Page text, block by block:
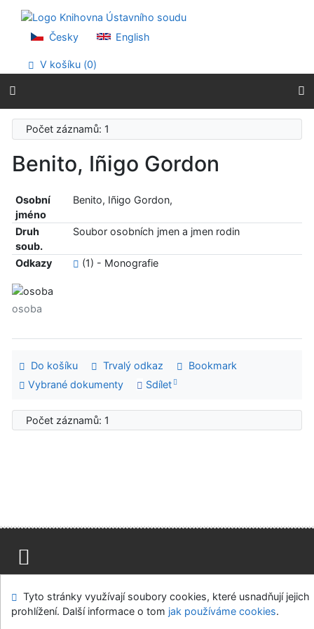
Přejít na menu
Prohlášení o webové přístupnosti
Česky English
V košíku (0)
Počet záznamů: 1
Benito, Iñigo Gordon
Osobní
jméno
Benito, Iñigo Gordon,
Druh
soub.
Soubor osobních jmen a jmen rodin
Odkazy (1) - Monografie
osoba
Do košíku Trvalý odkaz
Bookmark
Vybrané dokumenty
Sdílet
Počet záznamů: 1
Modul OpenSearch
Napište nám Nastavení cookies
Tyto stránky využívají soubory cookies, které usnadňují jejich
prohlížení. Další informace o tom jak používáme cookies.